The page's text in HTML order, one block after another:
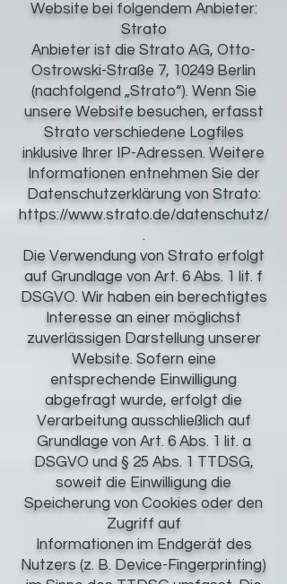
Website bei folgendem Anbieter:
Strato
Anbieter ist die Strato AG, Otto-
Ostrowski-Straße 7, 10249 Berlin
(nachfolgend „Strato“). Wenn Sie
unsere Website besuchen, erfasst
Strato verschiedene Logfiles
inklusive Ihrer IP-Adressen. Weitere
Informationen entnehmen Sie der
Datenschutzerklärung von Strato:
https://www.strato.de/datenschutz/
.
Die Verwendung von Strato erfolgt
auf Grundlage von Art. 6 Abs. 1 lit. f
DSGVO. Wir haben ein berechtigtes
Interesse an einer möglichst
zuverlässigen Darstellung unserer
Website. Sofern eine
entsprechende Einwilligung
abgefragt wurde, erfolgt die
Verarbeitung ausschließlich auf
Grundlage von Art. 6 Abs. 1 lit. a
DSGVO und § 25 Abs. 1 TTDSG,
soweit die Einwilligung die
Speicherung von Cookies oder den
Zugriff auf
Informationen im Endgerät des
Nutzers (z. B. Device-Fingerprinting)